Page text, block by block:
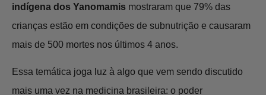
indígena dos Yanomamis mostraram que 79% das
crianças estão em condições de subnutrição e causaram
mais de 500 mortes nos últimos 4 anos.
Essa temática joga luz à algo que vem sendo discutido
mais uma vez na medicina brasileira: o poder